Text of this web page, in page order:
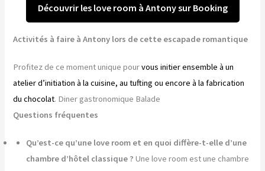
Découvrir les love room à Antony sur Booking
Activités à faire à Antony lors de cette escapade romantique
Profitez de ce moment unique pourvous initier ensemble à un
atelier d’initiation à la cuisine, au tufting ou encore à la fabrication
du chocolat. Diner gastronomique Balade
Questions fréquentes
Qu’est-ce qu’une love room et en quoi diffère-t-elle d’une
chambre d’hôtel classique ? Une love room est une chambre